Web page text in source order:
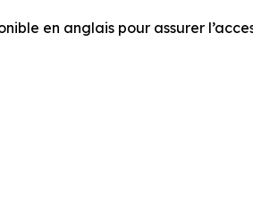
en anglais pour assurer